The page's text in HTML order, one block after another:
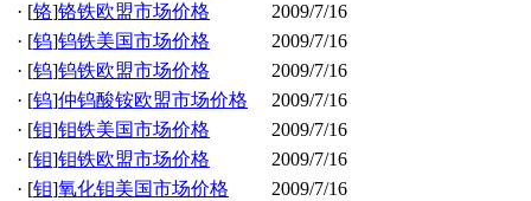
· [铬]铬铁欧盟市场价格
2009/7/16
· [钨]钨铁美国市场价格
2009/7/16
· [钨]钨铁欧盟市场价格
2009/7/16
· [钨]仲钨酸铵欧盟市场价格
2009/7/16
· [钼]钼铁美国市场价格
2009/7/16
· [钼]钼铁欧盟市场价格
2009/7/16
· [钼]氧化钼美国市场价格 2009/7/16